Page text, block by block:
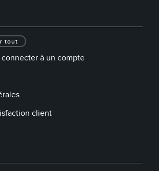
tout
à un compte
client